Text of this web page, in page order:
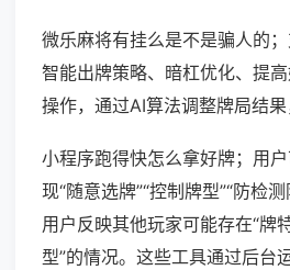
微乐麻将有挂么是不是骗人的；
智能出牌策略、暗杠优化、提
操作，通过AI算法调整牌局结果
小程序跑得快怎么拿好牌；用
现“随意选牌”“控制牌型”“防检
用户反映其他玩家可能存在“牌
型”的情况。这些工具通过后台